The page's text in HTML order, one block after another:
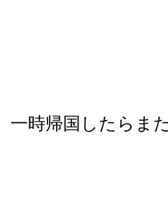
一時帰国したらま